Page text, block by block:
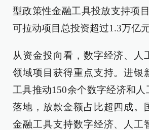
型政策性金融工具投放支持项
可拉动项目总投资超过1.3万亿元
从资金投向看，数字经济、人
领域项目获得重点支持。进银
工具推动150余个数字经济和人
落地，放款金额占比超四成。
金融工具支持数字经济、人工